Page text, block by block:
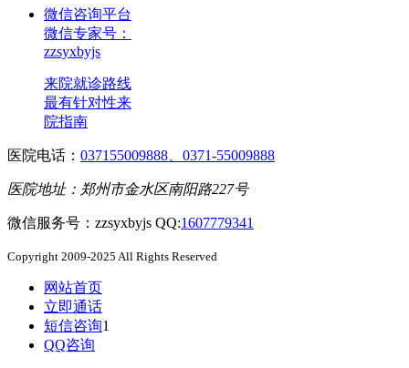
微信咨询平台
微信专家号：
zzsyxbyjs
来院就诊路线
最有针对性来
院指南
医院电话： 037155009888、0371-55009888
医院地址：郑州市金水区南阳路227号
微信服务号：zzsyxbyjs QQ:1607779341
Copyright 2009-2025 All Rights Reserved
网站首页
立即通话
短信咨询1
QQ咨询